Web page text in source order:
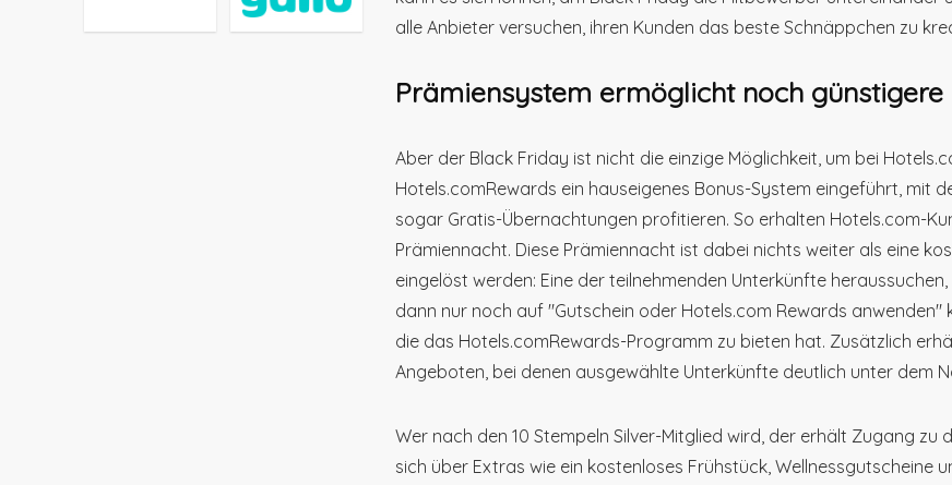
alle Anbieter versuchen, ihren Kunden das beste Schnäppchen zu
Prämiensystem ermöglicht noch günstigere
Aber der Black Friday ist nicht die einzige Möglichkeit, um bei
Hotels.comRewards ein hauseigenes Bonus-System eingeführt, mit
sogar Gratis-Übernachtungen profitieren. So erhalten Hotels.com-
Prämiennacht. Diese Prämiennacht ist dabei nichts weiter als eine
eingelöst werden: Eine der teilnehmenden Unterkünfte
dann nur noch auf "Gutschein oder Hotels.com Rewards anwenden"
die das Hotels.comRewards-Programm zu bieten hat. Zusätzlich
Angeboten, bei denen ausgewählte Unterkünfte deutlich unter dem
Wer nach den 10 Stempeln Silver-Mitglied wird, der erhält Zugang
sich über Extras wie ein kostenloses Frühstück, Wellnessgutscheine